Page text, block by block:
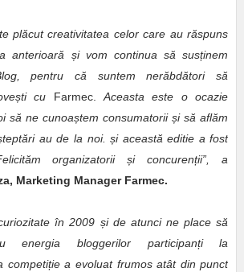
plăcut creativitatea celor care au răspuns
anterioară și vom continua să susținem
pentru că suntem nerăbdători să
ști cu Farmec.
Aceasta este o ocazie
să ne cunoaștem consumatoriiși să aflăm
au de la noi.și această editie a fost
organizatoriiși concurenții”, a
Marketing Manager Farmec.
în 2009 și de atunci ne place să
energia bloggerilor participanți la
competiție a evoluat frumos atât din punct